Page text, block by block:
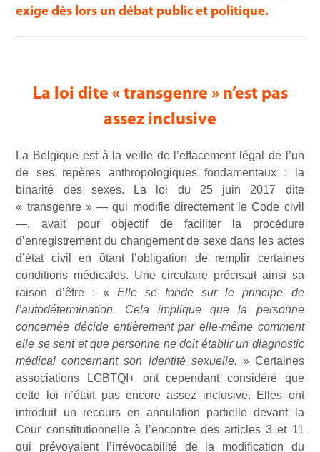
exige dès lors un débat public et politique.
La loi dite « transgenre » n’est pas
assez inclusive
La Belgique est à la veille de l’effacement légal de l’un
de ses repères anthropologiques fondamentaux : la
binarité des sexes. La loi du 25 juin 2017 dite
« transgenre » — qui modifie directement le Code civil
—, avait pour objectif de faciliter la procédure
d’enregistrement du changement de sexe dans les actes
d’état civil en ôtant l’obligation de remplir certaines
conditions médicales. Une circulaire précisait ainsi sa
raison d’être : « Elle se fonde sur le principe de
l’autodétermination. Cela implique que la personne
concernée décide entièrement par elle-même comment
elle se sent et que personne ne doit établir un diagnostic
médical concernant son identité sexuelle. » Certaines
associations LGBTQI+ ont cependant considéré que
cette loi n’était pas encore assez inclusive. Elles ont
introduit un recours en annulation partielle devant la
Cour constitutionnelle à l’encontre des articles 3 et 11
qui prévoyaient l’irrévocabilité de la modification du